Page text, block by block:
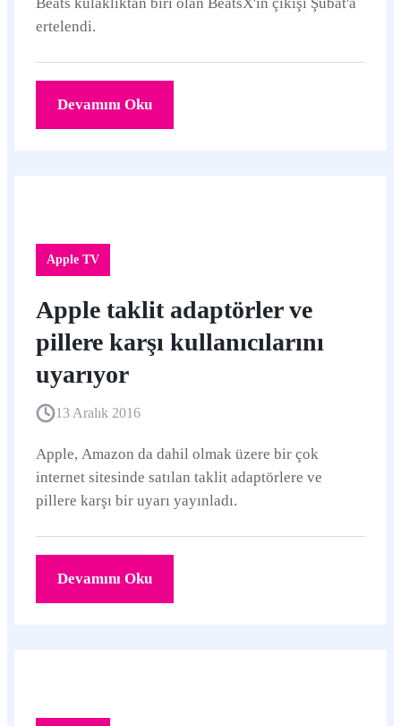
ertelendi.
Devamını Oku
Apple TV
Apple taklit adaptörler ve
pillere karşı kullanıcılarını
uyarıyor
13 Aralık 2016
Apple, Amazon da dahil olmak üzere bir çok
internet sitesinde satılan taklit adaptörlere ve
pillere karşı bir uyarı yayınladı.
Devamını Oku